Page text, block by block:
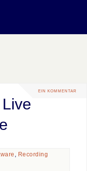
EIN KOMMENTAR
, Recording